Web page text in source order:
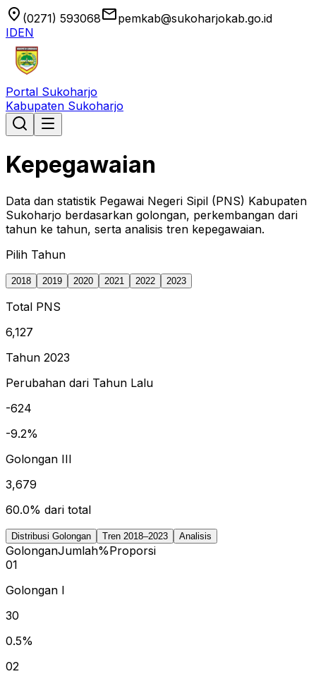
location_on (0271) 593068emailpemkab@sukoharjokab.go.id
IDEN
Portal Sukoharjo
Kabupaten Sukoharjo
Kepegawaian
Data dan statistik Pegawai Negeri Sipil (PNS) Kabupaten
Sukoharjo berdasarkan golongan, perkembangan dari
tahun ke tahun, serta analisis tren kepegawaian.
Pilih Tahun
2018 2019 2020 2021 2022 2023
Total PNS
6,127
Tahun 2023
Perubahan dari Tahun Lalu
-624
-9.2%
Golongan III
3,679
60.0% dari total
Distribusi Golongan Tren 2018–2023 Analisis
GolonganJumlah%Proporsi
01
Golongan I
30
0.5%
02